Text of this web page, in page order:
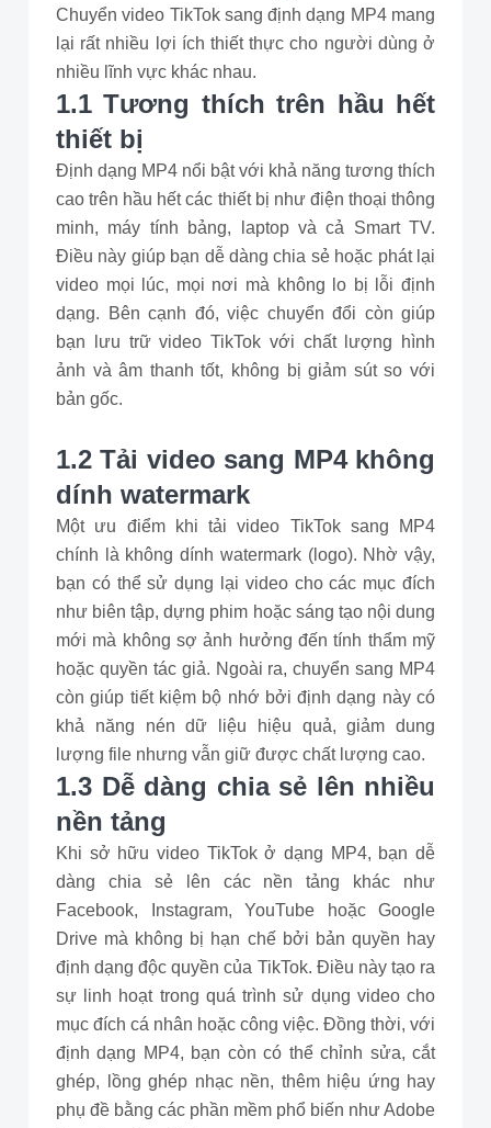
Chuyển video TikTok sang định dạng MP4 mang
lại rất nhiều lợi ích thiết thực cho người dùng ở
nhiều lĩnh vực khác nhau.
1.1 Tương thích trên hầu hết
thiết bị
Định dạng MP4 nổi bật với khả năng tương thích
cao trên hầu hết các thiết bị như điện thoại thông
minh, máy tính bảng, laptop và cả Smart TV.
Điều này giúp bạn dễ dàng chia sẻ hoặc phát lại
video mọi lúc, mọi nơi mà không lo bị lỗi định
dạng. Bên cạnh đó, việc chuyển đổi còn giúp
bạn lưu trữ video TikTok với chất lượng hình
ảnh và âm thanh tốt, không bị giảm sút so với
bản gốc.
1.2 Tải video sang MP4 không
dính watermark
Một ưu điểm khi tải video TikTok sang MP4
chính là không dính watermark (logo). Nhờ vậy,
bạn có thể sử dụng lại video cho các mục đích
như biên tập, dựng phim hoặc sáng tạo nội dung
mới mà không sợ ảnh hưởng đến tính thẩm mỹ
hoặc quyền tác giả. Ngoài ra, chuyển sang MP4
còn giúp tiết kiệm bộ nhớ bởi định dạng này có
khả năng nén dữ liệu hiệu quả, giảm dung
lượng file nhưng vẫn giữ được chất lượng cao.
1.3 Dễ dàng chia sẻ lên nhiều
nền tảng
Khi sở hữu video TikTok ở dạng MP4, bạn dễ
dàng chia sẻ lên các nền tảng khác như
Facebook, Instagram, YouTube hoặc Google
Drive mà không bị hạn chế bởi bản quyền hay
định dạng độc quyền của TikTok. Điều này tạo ra
sự linh hoạt trong quá trình sử dụng video cho
mục đích cá nhân hoặc công việc. Đồng thời, với
định dạng MP4, bạn còn có thể chỉnh sửa, cắt
ghép, lồng ghép nhạc nền, thêm hiệu ứng hay
phụ đề bằng các phần mềm phổ biến như Adobe